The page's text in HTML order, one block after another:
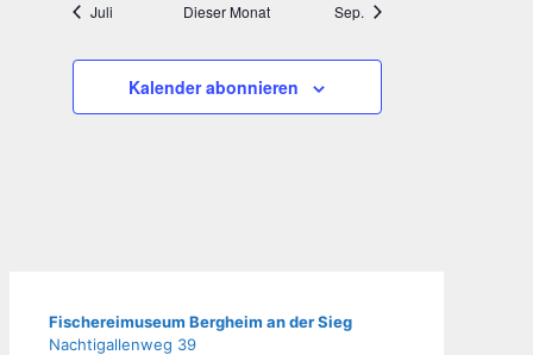
Juli Dieser Monat Sep.
Kalender abonnieren
Fische­rei­mu­se­um Berg­heim an der Sieg
Nach­ti­gal­len­weg 39